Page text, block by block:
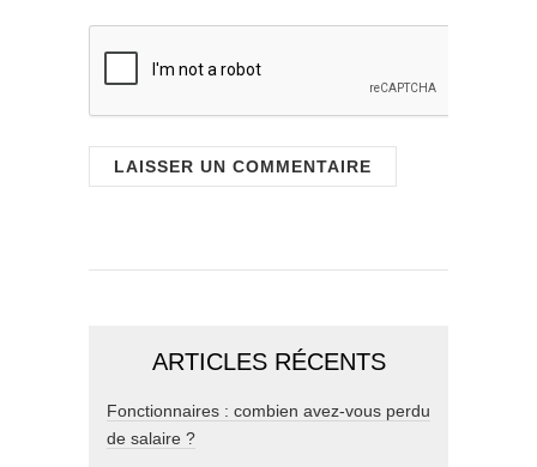
ARTICLES RÉCENTS
Fonctionnaires : combien avez-vous perdu
de salaire ?